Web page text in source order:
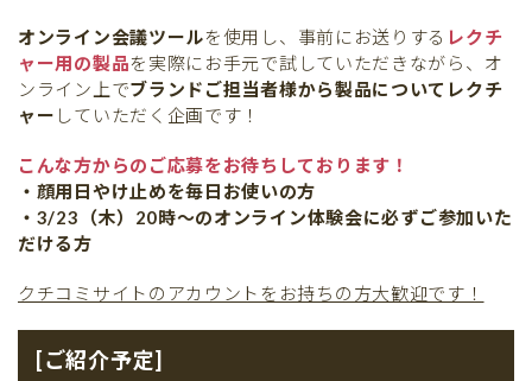
オンライン会議ツールを使用し、事前にお送りする レクチ
ャー用の製品を実際にお手元で試していただきながら、オ
ンライン上でブランドご担当者様から製品についてレクチ
ャー していただく企画です！
こんな方からのご応募をお待ちしております！
・顔用日やけ止めを毎日お使いの方
・3/23（木）20時〜のオンライン体験会に必ずご参加いた
だける方
クチコミサイトのアカウントをお持ちの方大歓迎です！
[ご紹介予定]